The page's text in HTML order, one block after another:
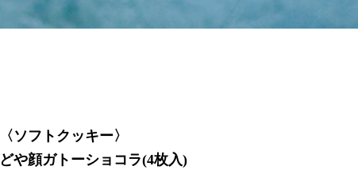
〈ソフトクッキー〉
どや顔ガトーショコラ(4枚入)